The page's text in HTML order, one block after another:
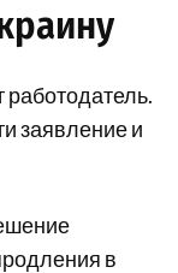
работодатель.
заявление и
в